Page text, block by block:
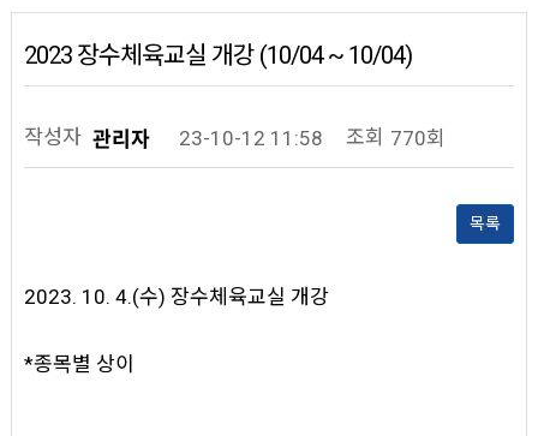
2023 장수체육교실 개강 (10/04 ~ 10/04)
작성자 관리자 23-10-12 11:58 조회 770회
목록
2023. 10. 4.(수) 장수체육교실 개강
*종목별 상이